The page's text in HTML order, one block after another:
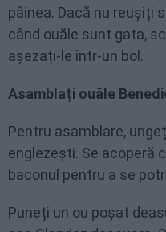
pâinea. Dacă nu reușiți
când ouăle sunt gata,
așezați-le într-un bol.
Asamblați ouăle
Pentru asamblare,
englezești. Se acoperă
baconul pentru a se
Puneți un ou poșat